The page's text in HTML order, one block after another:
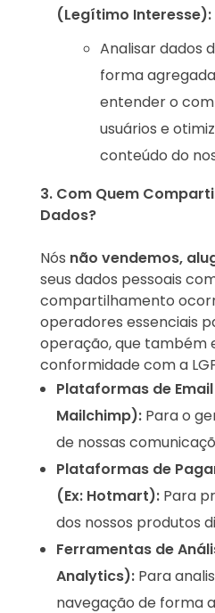
(Legítimo Interesse):
Analisar dados
forma
entender o
usuários e
conteúdo do
3. Com Quem
Dados?
Nós não vendemos,
seus dados pessoais
compartilhamento
operadores essenciais
operação, que também
conformidade com a
Plataformas de
Mailchimp):Para o
de nossas
Plataformas de
(Ex: Hotmart):Para
dos nossos produtos
Ferramentas de
Analytics):Para
navegação de forma